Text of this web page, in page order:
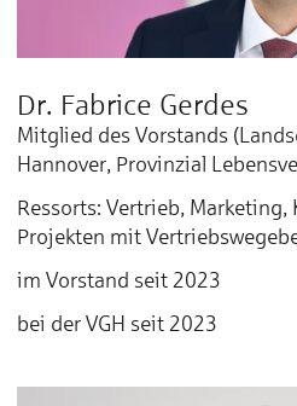
Dr. Fabrice Gerdes
Mitglied des Vorstands
Hannover, Provinzial
Ressorts: Vertrieb,
Projekten mit
im Vorstand seit 2023
bei der VGH seit 2023